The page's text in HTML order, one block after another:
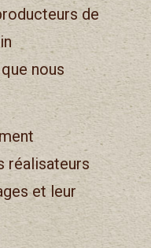
de
nous
réalisateurs
et leur